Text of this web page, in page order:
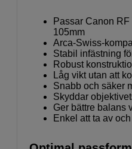
Passar Canon
105mm
Arca-Swiss-
Stabil infästning
Robust
Låg vikt utan att
Snabb och säker
Skyddar
Ger bättre balans
Enkel att ta av